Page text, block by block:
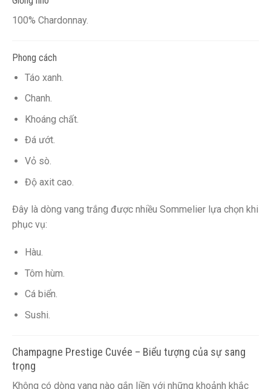
100% Chardonnay.
Phong cách
Táo xanh.
Chanh.
Khoáng chất.
Đá ướt.
Vỏ sò.
Độ axit cao.
Đây là dòng vang trắng được nhiều Sommelier lựa chọn khi
phục vụ:
Hàu.
Tôm hùm.
Cá biển.
Sushi.
Champagne Prestige Cuvée – Biểu tượng của sự sang
trọng
Không có dòng vang nào gắn liền với những khoảnh khắc